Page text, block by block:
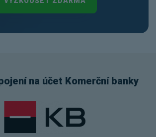
na účet Komerční banky